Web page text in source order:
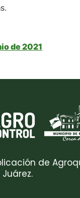
de 2021
de